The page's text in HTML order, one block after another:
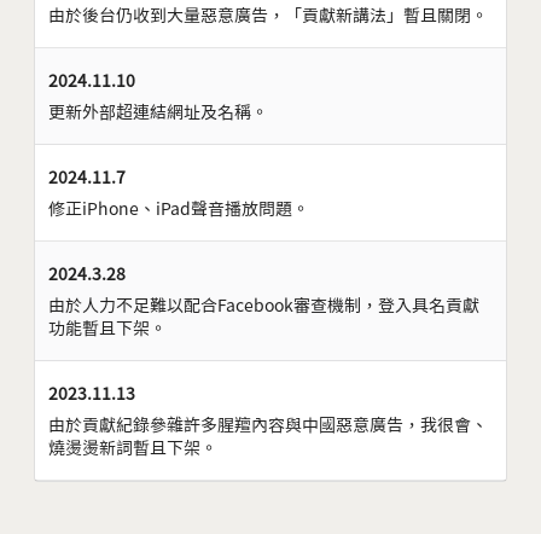
由於後台仍收到大量惡意廣告，「貢獻新講法」暫且關閉。
2024.11.10
更新外部超連結網址及名稱。
2024.11.7
修正iPhone、iPad聲音播放問題。
2024.3.28
由於人力不足難以配合Facebook審查機制，登入具名貢獻
功能暫且下架。
2023.11.13
由於貢獻紀錄參雜許多腥羶內容與中國惡意廣告，我很會、
燒燙燙新詞暫且下架。